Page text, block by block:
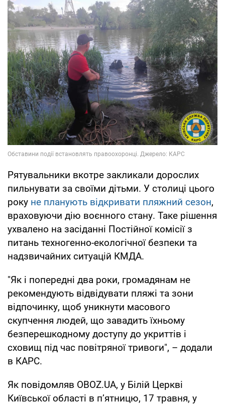
Рятувальники вкотре закликали дорослих
пильнувати за своїми дітьми. У столиці цього
року не планують відкривати пляжний сезон,
враховуючи дію воєнного стану. Таке рішення
ухвалено на засіданні Постійної комісії з
питань техногенно-екологічної безпеки та
надзвичайних ситуацій КМДА.
"Як і попередні два роки, громадянам не
рекомендують відвідувати пляжі та зони
відпочинку, щоб уникнути масового
скупчення людей, що завадить їхньому
безперешкодному доступу до укриттів і
сховищ під час повітряної тривоги", – додали
в КАРС.
Як повідомляв OBOZ.UA, у Білій Церкві
Київської області в п’ятницю, 17 травня, у